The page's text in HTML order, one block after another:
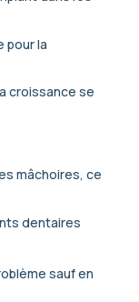
pour la
croissance se
mâchoires, ce
dentaires
sauf en